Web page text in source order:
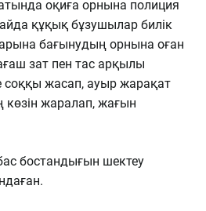
оқиға орнына полиция
құқық бұзушылар билік
бағынудың орнына оған
зат пен тас арқылы
соққы жасап, ауыр жарақат
көзін жаралап, жағын
бостандығын шектеу